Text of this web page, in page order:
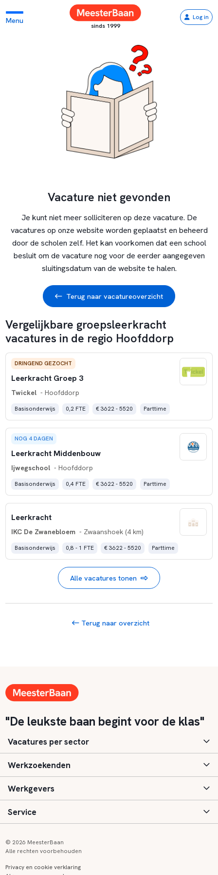
Menu
sinds 1999
Log in
Vacature niet gevonden
Je kunt niet meer solliciteren op deze vacature. De
vacatures op onze website worden geplaatst en beheerd
door de scholen zelf. Het kan voorkomen dat een school
besluit om de vacature nog voor de eerder aangegeven
sluitingsdatum van de website te halen.
Terug naar vacatureoverzicht
Vergelijkbare groepsleerkracht
vacatures in de regio Hoofddorp
DRINGEND GEZOCHT
Leerkracht Groep 3
Twickel - Hoofddorp
Basisonderwijs 0,2 FTE € 3622 - 5520 Parttime
NOG 4 DAGEN
Leerkracht Middenbouw
Ijwegschool - Hoofddorp
Basisonderwijs 0,4 FTE € 3622 - 5520 Parttime
Leerkracht
IKC De Zwanebloem - Zwaanshoek (4 km)
Basisonderwijs 0,8 - 1 FTE € 3622 - 5520 Parttime
Alle vacatures tonen
Terug naar overzicht
"De leukste baan begint voor de klas"
Vacatures per sector
Basisonderwijs
Speciaal (basis) onderwijs
Voortgezet onderwijs
Werkzoekenden
Aanmelden
Vacatures
Werkgevers
Inloggen
Service
© 2026 MeesterBaan
Alle rechten voorbehouden
Privacy en cookie verklaring